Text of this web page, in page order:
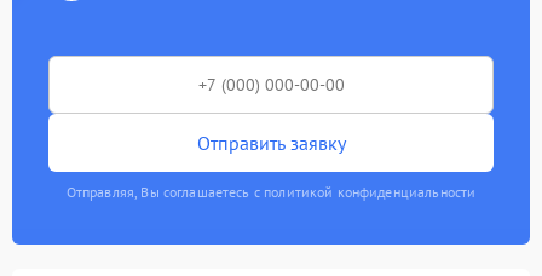
Отправить заявку
Отправляя, Вы соглашаетесь с политикой конфиденциальности